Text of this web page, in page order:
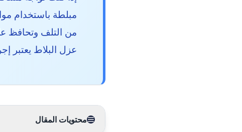
مبلطة باستخدام
من التلف وتحافظ
عزل البلاط يعتبر
محتويات المقال